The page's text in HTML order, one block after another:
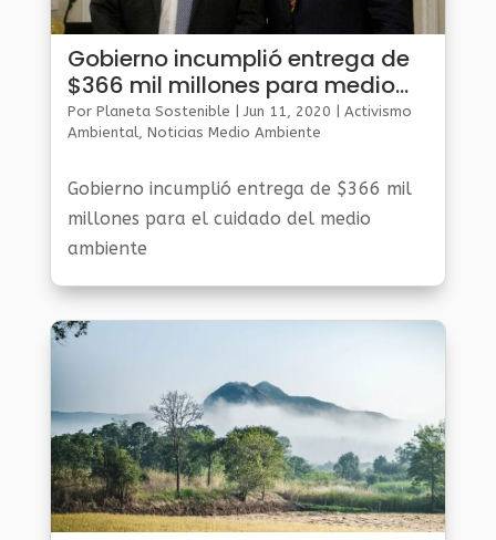
Gobierno incumplió entrega de
$366 mil millones para medio
ambiente
Por Planeta Sostenible |Jun 11, 2020
Activismo
Ambiental, Noticias Medio Ambiente
Gobierno incumplió entrega de $366 mil
millones para el cuidado del medio
ambiente